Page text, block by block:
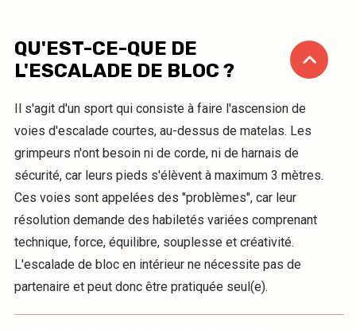
QU'EST-CE-QUE DE
L'ESCALADE DE BLOC ?
Il s'agit d'un sport qui consiste à faire l'ascension de
voies d'escalade courtes, au-dessus de matelas. Les
grimpeurs n'ont besoin ni de corde, ni de harnais de
sécurité, car leurs pieds s'élèvent à maximum 3 mètres.
Ces voies sont appelées des "problèmes", car leur
résolution demande des habiletés variées comprenant
technique, force, équilibre, souplesse et créativité.
L'escalade de bloc en intérieur ne nécessite pas de
partenaire et peut donc être pratiquée seul(e).